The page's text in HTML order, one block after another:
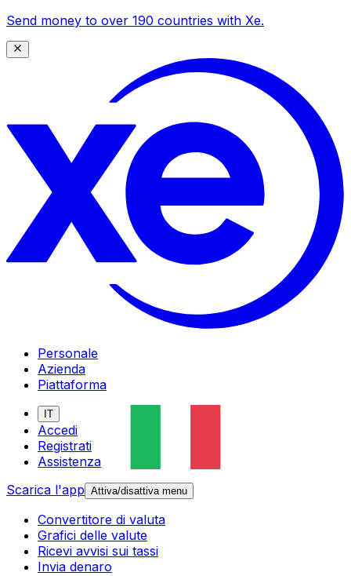
Send money to over 190 countries with Xe.
Personale
Azienda
Piattaforma
IT
Accedi
Registrati
Assistenza
Scarica l'app Attiva/disattiva menu
Convertitore di valuta
Grafici delle valute
Ricevi avvisi sui tassi
Invia denaro